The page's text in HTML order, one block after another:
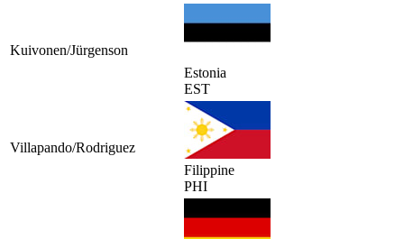
Kuivonen/Jürgenson
Estonia
EST
Villapando/Rodriguez
Filippine
PHI